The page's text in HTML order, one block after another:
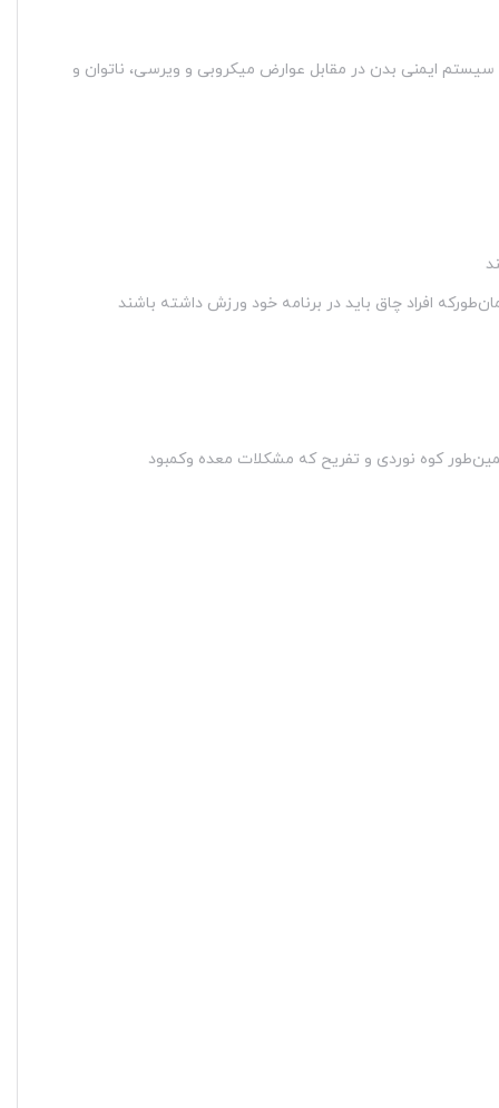
ایمنی بدن در مقابل عوارض میکروبی و ویرسی، ناتوان و
افراد چاق باید در برنامه خود ورزش داشته باشند
کوه نوردی و تفریح که مشکلات معده وکمبود